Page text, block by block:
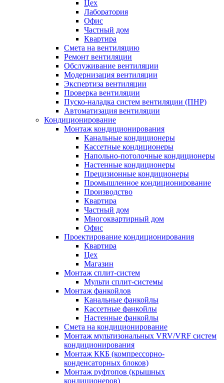
Цех
Лаборатория
Офис
Частный дом
Квартира
Смета на вентиляцию
Ремонт вентиляции
Обслуживание вентиляции
Модернизация вентиляции
Экспертиза вентиляции
Проверка вентиляции
Пуско-наладка систем вентиляции (ПНР)
Автоматизация вентиляции
Кондиционирование
Монтаж кондиционирования
Канальные кондиционеры
Кассетные кондиционеры
Напольно-потолочные кондиционеры
Настенные кондиционеры
Прецизионные кондиционеры
Промышленное кондиционирование
Производство
Квартира
Частный дом
Многоквартирный дом
Офис
Проектирование кондиционирования
Квартира
Цех
Магазин
Монтаж сплит-систем
Мульти сплит-системы
Монтаж фанкойлов
Канальные фанкойлы
Кассетные фанкойлы
Настенные фанкойлы
Смета на кондиционирование
Монтаж мультизональных VRV/VRF систем
кондиционирования
Монтаж ККБ (компрессорно-
конденсаторных блоков)
Монтаж руфтопов (крышных
кондиционеров)